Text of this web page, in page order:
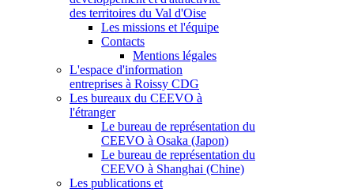
des territoires du Val d'Oise
Les missions et l'équipe
Contacts
Mentions légales
L'espace d'information
entreprises à Roissy CDG
Les bureaux du CEEVO à
l'étranger
Le bureau de représentation du
CEEVO à Osaka (Japon)
Le bureau de représentation du
CEEVO à Shanghai (Chine)
Les publications et